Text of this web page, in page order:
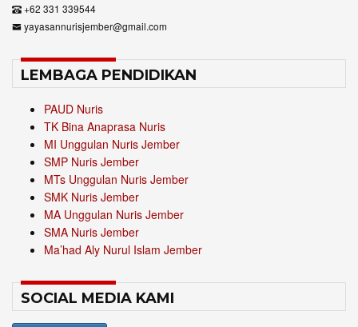
+62 331 339544
yayasannurisjember@gmail.com
LEMBAGA PENDIDIKAN
PAUD Nuris
TK Bina Anaprasa Nuris
MI Unggulan Nuris Jember
SMP Nuris Jember
MTs Unggulan Nuris Jember
SMK Nuris Jember
MA Unggulan Nuris Jember
SMA Nuris Jember
Ma’had Aly Nurul Islam Jember
SOCIAL MEDIA KAMI